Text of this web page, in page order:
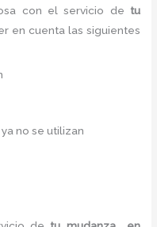
con el servicio de tu
en cuenta las siguientes
no se utilizan